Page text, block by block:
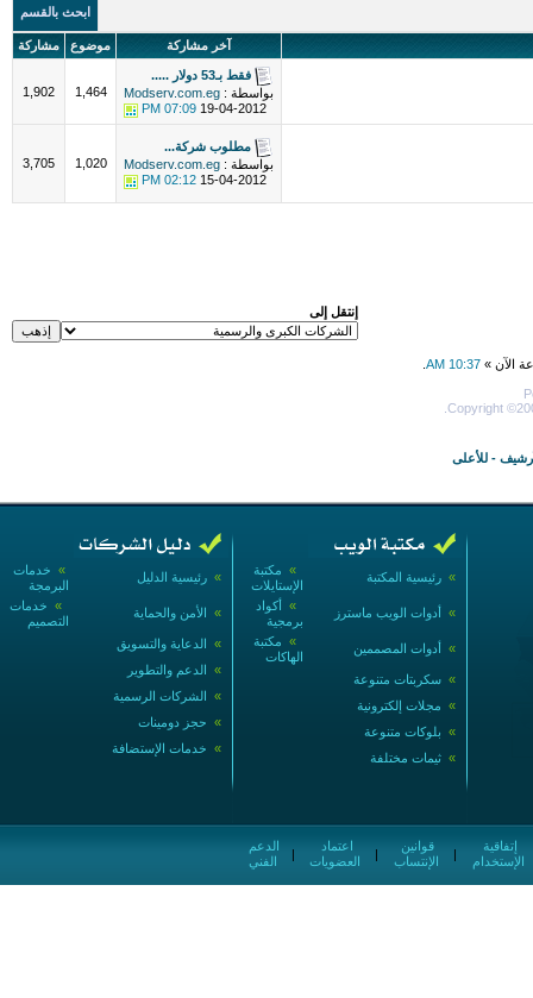
ابحث بالقسم
آخر مشاركة موضوع مشاركة
فقط بـ53 دولار .....
بواسطة : Modserv.com.eg
19-04-2012
07:09 PM
1,464
1,902
مطلوب شركة...
بواسطة : Modserv.com.eg
15-04-2012
02:12 PM
1,020
3,705
إنتقل إلى
الآن » 10:37 AM
Copyright
- للأعلى
» خدمات
البرمجة
» رئيسية الدليل
» خدمات
التصميم
» الأمن والحماية
» الدعاية والتسويق
» الدعم والتطوير
» الشركات الرسمية
» حجز دومينات
» خدمات الإستضافة
» مكتبة
الإستايلات
» رئيسية المكتبة
» أكواد
برمجية
» أدوات الويب ماسترز
» مكتبة
الهاكات
» أدوات المصممين
» سكربتات متنوعة
» مجلات إلكترونية
» بلوكات متنوعة
» ثيمات مختلفة
الفني
|
العضويات
|
الإنتساب
|
الإستخدام